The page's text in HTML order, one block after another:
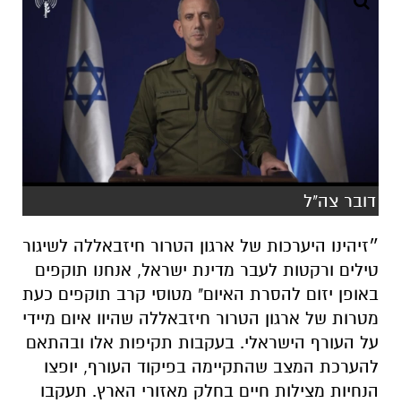
דובר צה"ל
״זיהינו היערכות של ארגון הטרור חיזבאללה לשיגור
טילים ורקטות לעבר מדינת ישראל, אנחנו תוקפים
באופן יזום להסרת האיום" מטוסי קרב תוקפים כעת
מטרות של ארגון הטרור חיזבאללה שהיוו איום מיידי
על העורף הישראלי. בעקבות תקיפות אלו ובהתאם
להערכת המצב שהתקיימה בפיקוד העורף, יופצו
הנחיות מצילות חיים בחלק מאזורי הארץ. תעקבו